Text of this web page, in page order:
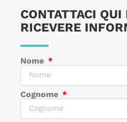
CONTATTACI QUI
RICEVERE
Nome
Cognome